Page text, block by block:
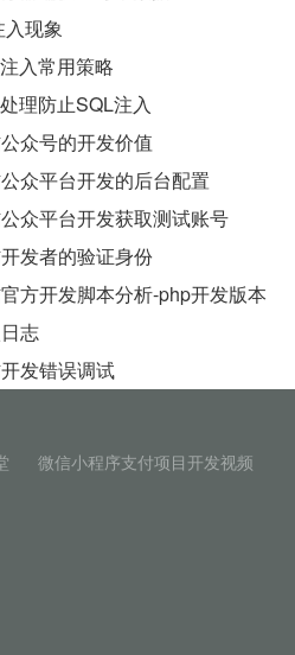
入现象
入常用策略
理防止SQL注入
众号的开发价值
众平台开发的后台配置
众平台开发获取测试账号
发者的验证身份
方开发脚本分析-php开发版本
志
发错误调试
微信小程序支付项目开发视频